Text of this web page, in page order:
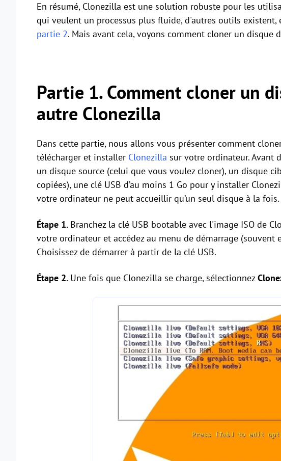
En résumé, Clonezilla est une solution robuste pour les
qui veulent un processus plus fluide, d'autres outils existent,
partie 2. Mais avant cela, voyons comment cloner un disque
Partie 1. Comment cloner un
autre Clonezilla
Dans cette partie, nous allons vous présenter comment
télécharger et installer Clonezilla sur votre ordinateur. Avant
un disque source (celui que vous voulez cloner), un disque
copiées), une clé USB d’au moins 1 Go pour y installer
votre ordinateur ne peut accueillir qu’un seul disque à la fois.
Étape 1. Branchez la clé USB bootable avec l'image ISO de
votre ordinateur et accédez au menu de démarrage (souvent
Choisissez de démarrer à partir de la clé USB.
Étape 2. Une fois que Clonezilla se charge, sélectionnez